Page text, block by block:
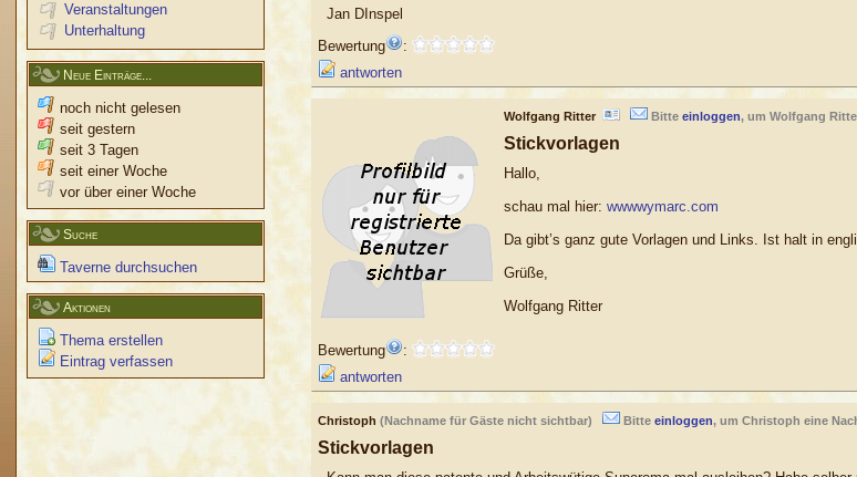
Veranstaltungen
Unterhaltung
Neue Einträge...
noch nicht gelesen
seit gestern
seit 3 Tagen
seit einer Woche
vor über einer Woche
Suche
Taverne durchsuchen
Aktionen
Thema erstellen
Eintrag verfassen
Jan DInspel
Bewertung
:
antworten
Wolfgang Ritter Bitte einloggen, um Wolfgang
Stickvorlagen
Hallo,
schau mal hier: wwwwymarc.com
Da gibt’s ganz gute Vorlagen und Links. Ist halt in
Grüße,
Wolfgang Ritter
Bewertung
:
antworten
Christoph (Nachname für Gäste nicht sichtbar) Bitte einloggen, um Christoph eine
Stickvorlagen